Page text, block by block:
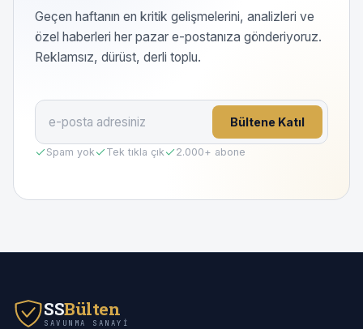
Geçen haftanın en kritik gelişmelerini, analizleri ve
özel haberleri her pazar e-postanıza gönderiyoruz.
Reklamsız, dürüst, derli toplu.
Bültene Katıl
Spam yok Tek tıkla çık 2.000+ abone
SSBülten
SAVUNMA SANAYI